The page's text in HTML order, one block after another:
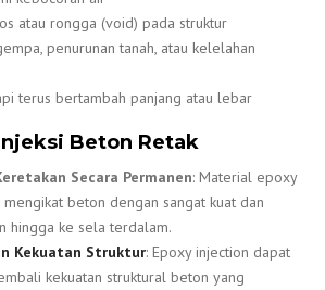
atau rongga (void) pada struktur
penurunan tanah, atau kelelahan
terus bertambah panjang atau lebar
Beton Retak
Secara Permanen: Material epoxy
mengikat beton dengan sangat kuat dan
hingga ke sela terdalam.
Kekuatan Struktur: Epoxy injection dapat
kekuatan struktural beton yang